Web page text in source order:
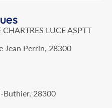
LUCE ASPTT
Jean Perrin, 28300
Buthier, 28300